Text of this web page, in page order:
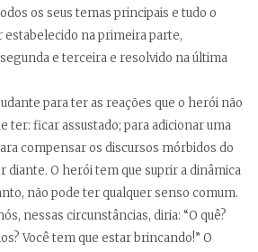
os seus temas principais e tudo o
estabelecido na primeira parte,
e terceira e resolvido na última
para ter as reações que o herói não
ter: ficar assustado; para adicionar uma
compensar os discursos mórbidos do
diante. O herói tem que suprir a dinâmica
não pode ter qualquer senso comum.
nessas circunstâncias, diria: “O quê?
Você tem que estar brincando!” O